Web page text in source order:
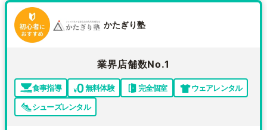
かたぎり塾
業界店舗数No.1
食事指導 無料体験 完全個室
ウェアレンタル
シューズレンタル